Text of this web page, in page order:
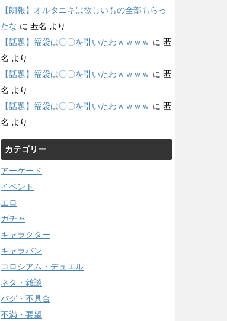
【朗報】オルタニキは欲しいもの全部もらっ
たな に 匿名 より
【話題】福袋は〇〇を引いたわｗｗｗｗ に 匿
名 より
【話題】福袋は〇〇を引いたわｗｗｗｗ に 匿
名 より
【話題】福袋は〇〇を引いたわｗｗｗｗ に 匿
名 より
カテゴリー
アーケード
イベント
エロ
ガチャ
キャラクター
キャラバン
コロシアム・デュエル
ネタ・雑談
バグ・不具合
不満・要望